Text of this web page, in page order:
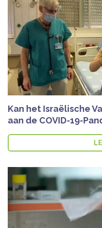
Kan het Israëlische
aan de COVID-19-